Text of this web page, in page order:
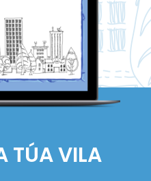
TÚA VILA